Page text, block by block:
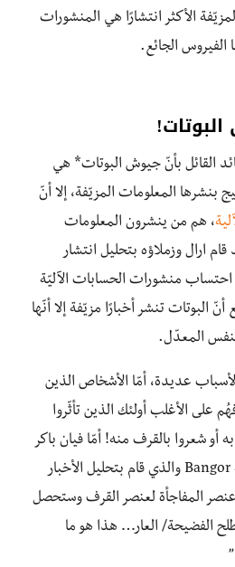
الأكثر انتشارًا هي المنشورات
الفيروس الجائع.
القائل بأنّ جيوش البوتات* هي
المعلومات المزيّفة، إلا أنّ
، هم من ينشرون المعلومات
ارال وزملاؤه بتحليل انتشار
احتساب منشورات الحسابات الآليّة
البوتات تنشر أخبارًا مزيّفة إلا أنّها
المعدّل.
لأسباب عديدة، أمّا الأشخاص الذين
على الأغلب أولئك الذين تأثّروا
به أو شعروا بالقرف منه! أمّا فيان باكر
(Vian Bakir)، من جامعة Bangor والذي قام بتحليل الأخبار
عنصر المفاجأة لعنصر القرف وستحصل
الفضيحة/ العار… هذا هو ما